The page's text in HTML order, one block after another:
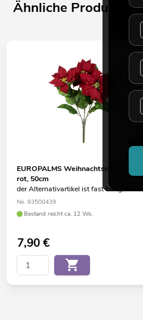
Ähnliche Produkte
EUROPALMS Weihnachtsstern-Busch,
rot, 50cm
der Alternativartikel ist fast baugleich
No. 83500439
Bestand reicht ca. 12 Wo.
7,90€